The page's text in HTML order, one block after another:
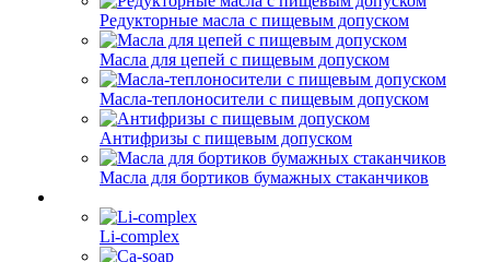
Редукторные масла с пищевым допуском
Масла для цепей с пищевым допуском
Масла-теплоносители с пищевым допуском
Антифризы с пищевым допуском
Масла для бортиков бумажных стаканчиков
Li-complex